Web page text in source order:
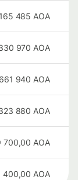
165 485 AOA
970 AOA
661 940 AOA
880 AOA
700,00 AOA
400,00 AOA